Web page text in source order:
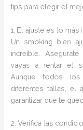
tips para elegir el
1. El ajuste es lo más
Un smoking bien
increíble.
vayas a rentar el
Aunque todos
diferentes tallas, el
garantizar que te
2. Verifica las